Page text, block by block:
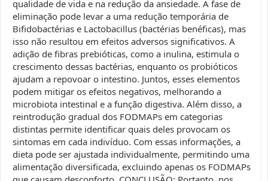
qualidade de vida e na redução da ansiedade. A fase de
eliminação pode levar a uma redução temporária de
Bifidobactérias e Lactobacillus (bactérias benéficas), mas
isso não resultou em efeitos adversos significativos. A
adição de fibras prebióticas, como a inulina, estimula o
crescimento dessas bactérias, enquanto os probióticos
ajudam a repovoar o intestino. Juntos, esses elementos
podem mitigar os efeitos negativos, melhorando a
microbiota intestinal e a função digestiva. Além disso, a
reintrodução gradual dos FODMAPs em categorias
distintas permite identificar quais deles provocam os
sintomas em cada indivíduo. Com essas informações, a
dieta pode ser ajustada individualmente, permitindo uma
alimentação diversificada, excluindo apenas os FODMAPs